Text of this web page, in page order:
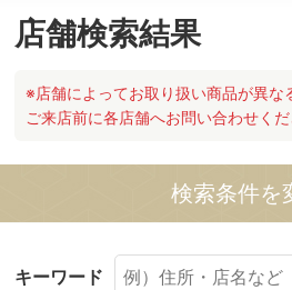
店舗検索結果
※店舗によってお取り扱い商品が異な
ご来店前に各店舗へお問い合わせくだ
検索条件を
キーワード